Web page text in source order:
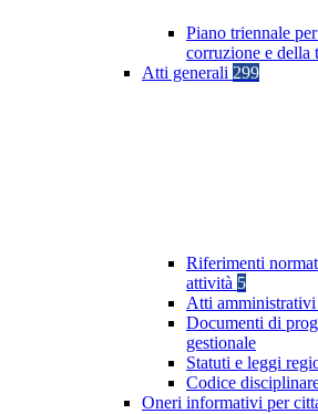
Piano triennale
corruzione e della
Atti generali 299
Riferimenti
attività 5
Atti amministrativi
Documenti di
gestionale
Statuti e leggi
Codice
Oneri informativi per